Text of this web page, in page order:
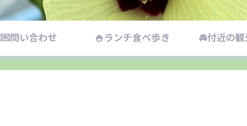
💌問い合わせ 🍚ランチ食べ歩き 🚘付近の